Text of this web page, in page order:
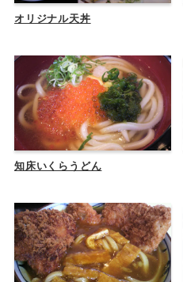
オリジナル天丼
知床いくらうどん